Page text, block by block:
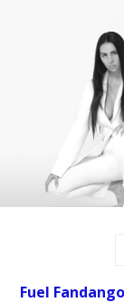
Fuel Fandango